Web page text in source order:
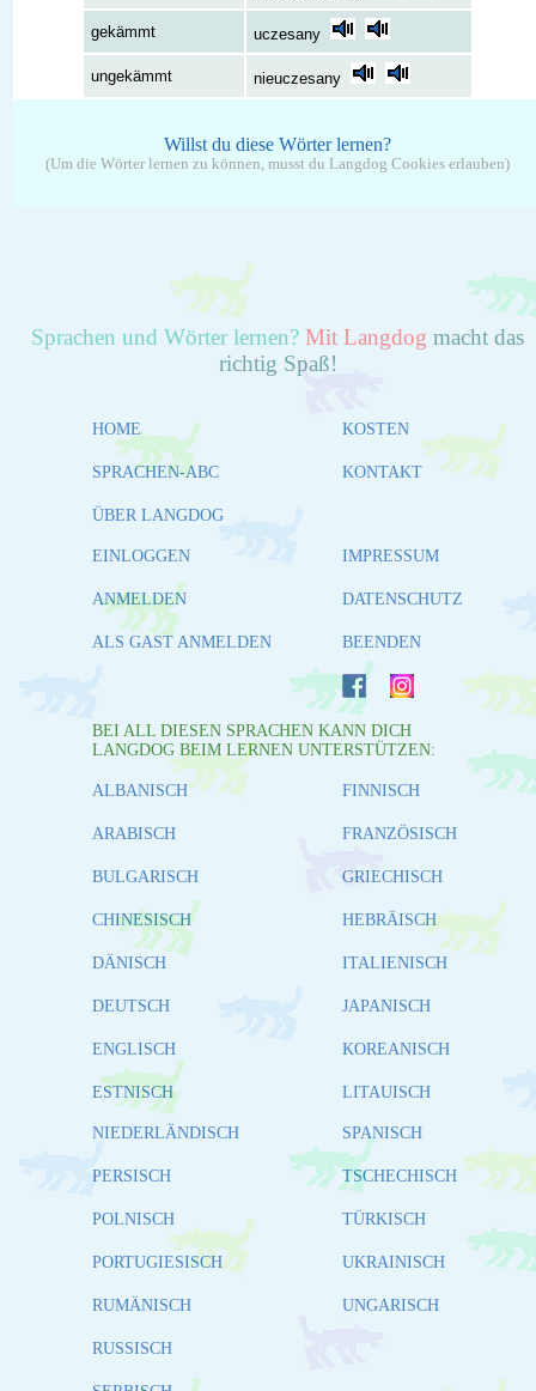
gekämmt uczesany
ungekämmt nieuczesany
Willst du diese Wörter lernen?
(Um die Wörter lernen zu können, musst du Langdog Cookies erlauben)
Sprachen und Wörter lernen? Mit Langdog macht das
richtig Spaß!
HOME
SPRACHEN-ABC
ÜBER LANGDOG
KOSTEN
KONTAKT
EINLOGGEN
ANMELDEN
ALS GAST ANMELDEN
IMPRESSUM
DATENSCHUTZ
BEENDEN
BEI ALL DIESEN SPRACHEN KANN DICH
LANGDOG BEIM LERNEN UNTERSTÜTZEN:
ALBANISCH
ARABISCH
BULGARISCH
CHINESISCH
DÄNISCH
DEUTSCH
ENGLISCH
ESTNISCH
FINNISCH
FRANZÖSISCH
GRIECHISCH
HEBRÄISCH
ITALIENISCH
JAPANISCH
KOREANISCH
LITAUISCH
NIEDERLÄNDISCH
PERSISCH
POLNISCH
PORTUGIESISCH
RUMÄNISCH
RUSSISCH
SPANISCH
TSCHECHISCH
TÜRKISCH
UKRAINISCH
UNGARISCH